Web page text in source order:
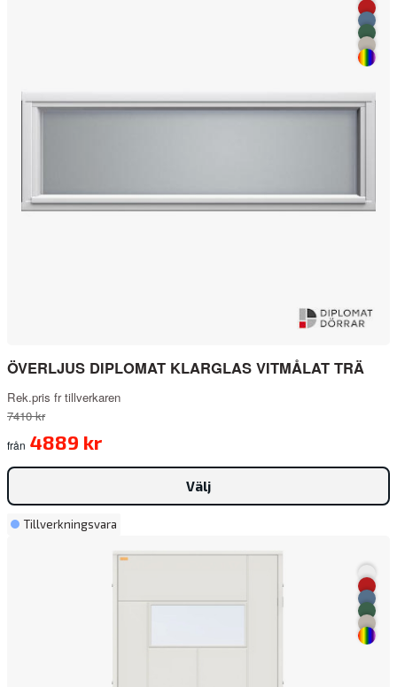
ÖVERLJUS DIPLOMAT KLARGLAS VITMÅLAT TRÄ
Rek.pris fr tillverkaren
7410 kr
från 4889 kr
Välj
Tillverkningsvara